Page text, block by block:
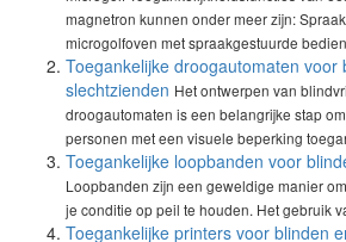
magnetron kunnen onder meer zijn:
microgolfoven met spraakgestuurde
Toegankelijke droogautomaten voor
slechtzienden Het ontwerpen van
droogautomaten is een belangrijke stap
personen met een visuele beperking
Toegankelijke loopbanden voor
Loopbanden zijn een geweldige manier
je conditie op peil te houden. Het gebruik
Toegankelijke printers voor blinden